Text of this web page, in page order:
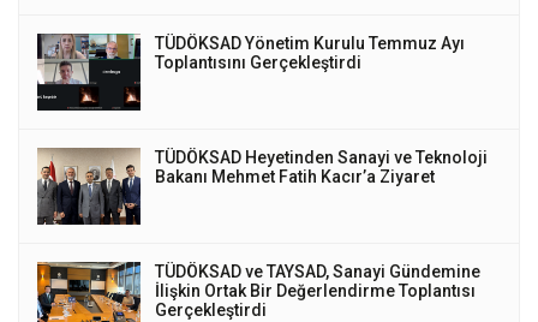
TÜDÖKSAD Yönetim Kurulu Temmuz Ayı
Toplantısını Gerçekleştirdi
TÜDÖKSAD Heyetinden Sanayi ve Teknoloji
Bakanı Mehmet Fatih Kacır’a Ziyaret
TÜDÖKSAD ve TAYSAD, Sanayi Gündemine
İlişkin Ortak Bir Değerlendirme Toplantısı
Gerçekleştirdi